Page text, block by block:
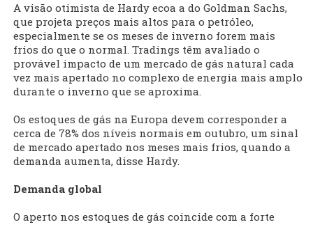
A visão otimista de Hardy ecoa a do Goldman Sachs,
que projeta preços mais altos para o petróleo,
especialmente se os meses de inverno forem mais
frios do que o normal. Tradings têm avaliado o
provável impacto de um mercado de gás natural cada
vez mais apertado no complexo de energia mais amplo
durante o inverno que se aproxima.
Os estoques de gás na Europa devem corresponder a
cerca de 78% dos níveis normais em outubro, um sinal
de mercado apertado nos meses mais frios, quando a
demanda aumenta, disse Hardy.
Demanda global
O aperto nos estoques de gás coincide com a forte